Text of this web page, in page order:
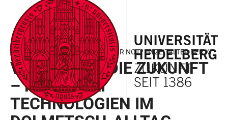
LINKS
ZUR
BARRIEREFREIHEIT
ZUM
HAUPTINHALT
HAUPTNAVIGATION
ÖFFNEN
WEBSEITENSUCHE
ÖFFNEN
MONTAGSKONFERENZ: HUMAN OR NOT? IM ZEITALTER DER KI
VERSIERT IN DIE ZUKUNFT
– RSI UND KI
TECHNOLOGIEN IM